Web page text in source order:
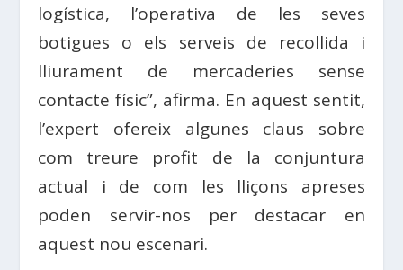
logística, l’operativa de les seves
botigues o els serveis de recollida i
lliurament de mercaderies sense
contacte físic”, afirma. En aquest sentit,
l’expert ofereix algunes claus sobre
com treure profit de la conjuntura
actual i de com les lliçons apreses
poden servir-nos per destacar en
aquest nou escenari.